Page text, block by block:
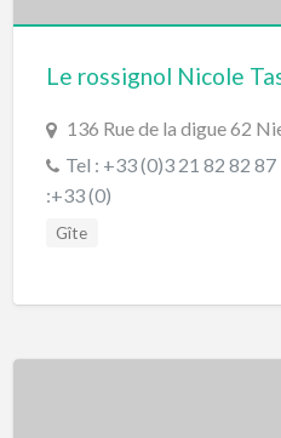
Le rossignol Nicole
136 Rue de la digue 62
Tel : +33 (0)3 21 82 82
:+33 (0)
Gîte